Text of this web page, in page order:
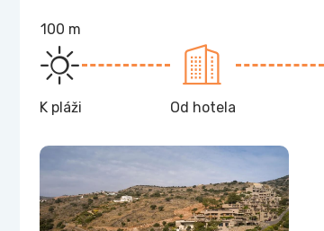
100 m
K pláži Od hotela